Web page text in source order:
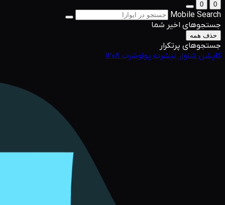
0
0
Mobile Search
جستجوهای اخیر شما
حذف همه
جستجوهای پرتکرار
کاپشنشلوارتیشرتپولوشرت1208